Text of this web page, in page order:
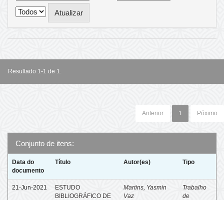
Resultado 1-1 de 1.
Anterior 1 Póximo
Conjunto de itens:
Data do
documento
Título Autor(es) Tipo
21-Jun-2021
ESTUDO
BIBLIOGRÁFICO DE
Martins, Yasmin
Vaz
Trabalho
de